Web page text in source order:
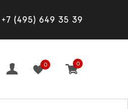
+7 (495) 649 35 39
0 0